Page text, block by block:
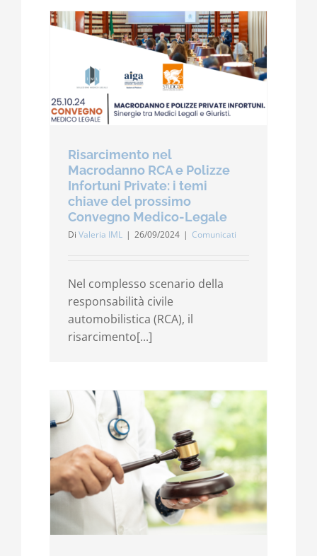
Risarcimento nel
Macrodanno RCA e Polizze
Infortuni Private: i temi
chiave del prossimo
Convegno Medico-Legale
Di Valeria IML | 26/09/2024 | Comunicati
Nel complesso scenario della
responsabilità civile
automobilistica (RCA), il
risarcimento[...]